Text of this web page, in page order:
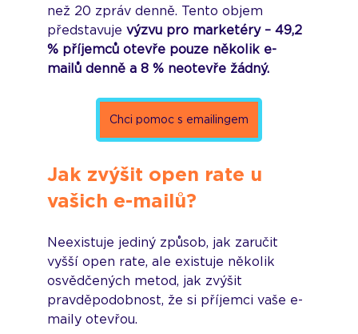
než 20 zpráv denně. Tento objem
představuje výzvu pro marketéry – 49,2
% příjemců otevře pouze několik e-
mailů denně a 8 % neotevře žádný.
Chci pomoc s emailingem
Jak zvýšit open rate u
vašich e-mailů?
Neexistuje jediný způsob, jak zaručit
vyšší open rate, ale existuje několik
osvědčených metod, jak zvýšit
pravděpodobnost, že si příjemci vaše e-
maily otevřou.